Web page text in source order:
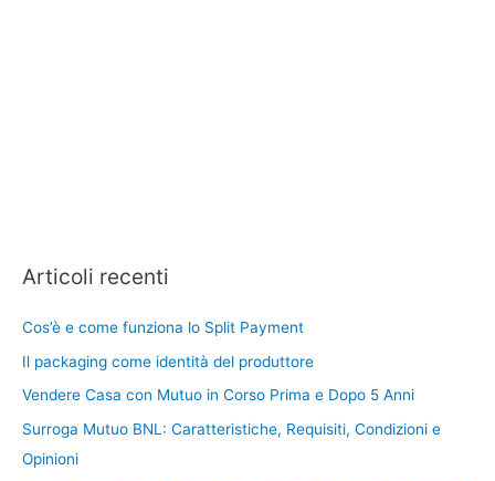
Articoli recenti
Cos’è e come funziona lo Split Payment
Il packaging come identità del produttore
Vendere Casa con Mutuo in Corso Prima e Dopo 5 Anni
Surroga Mutuo BNL: Caratteristiche, Requisiti, Condizioni e
Opinioni